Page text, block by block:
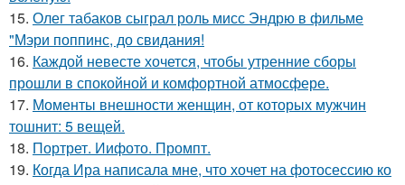
15. Олег табаков сыграл роль мисс Эндрю в фильме
"Мэри поппинс, до свидания!
16. Каждой невесте хочется, чтобы утренние сборы
прошли в спокойной и комфортной атмосфере.
17. Моменты внешности женщин, от которых мужчин
тошнит: 5 вещей.
18. Портрет. Иифото. Промпт.
19. Когда Ира написала мне, что хочет на фотосессию ко